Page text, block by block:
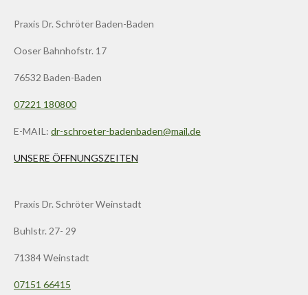
Praxis Dr. Schröter Baden-Baden
Ooser Bahnhofstr. 17
76532 Baden-Baden
07221 180800
E-MAIL: dr-schroeter-badenbaden@mail.de
UNSERE ÖFFNUNGSZEITEN
Praxis Dr. Schröter Weinstadt
Buhlstr. 27- 29
71384 Weinstadt
07151 66415